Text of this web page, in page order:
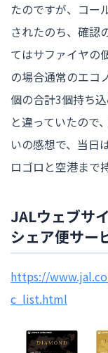
たのですが、コー
されたのち、確認
てはサファイヤの
の場合通常のエコ
個の合計3個持ち
と違っていたので
いの感想で、当日
ロゴロと空港まで
JALウェブサ
シェア便サー
https://
c_list.html